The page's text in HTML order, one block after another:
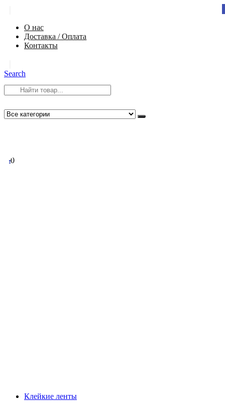
О нас
Доставка / Оплата
Контакты
Search
00
Клейкие ленты